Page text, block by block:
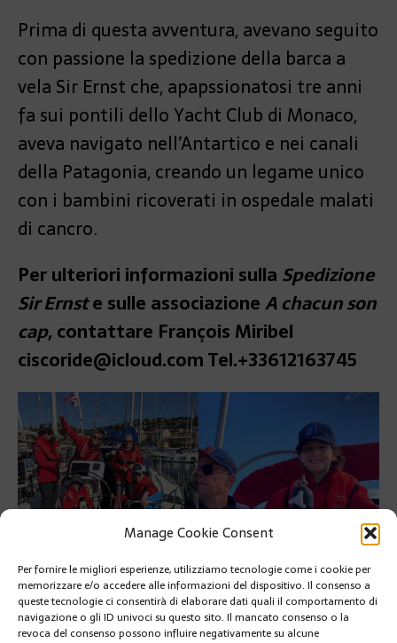
Manage Cookie Consent
Per fornire le migliori esperienze, utilizziamo tecnologie come i cookie per
memorizzare e/o accedere alle informazioni del dispositivo. Il consenso a
queste tecnologie ci consentirà di elaborare dati quali il comportamento di
navigazione o gli ID univoci su questo sito. Il mancato consenso o la
revoca del consenso possono influire negativamente su alcune
Prima di questa avventura, avevano seguito
con passione la spedizione della barca a
vela Sir Ernst che, apapssionatosi tre anni
fa sui pontili dello Yacht Club di Monaco,
aveva navigato nell’Antartico e nei canali
della Patagonia, creando un legame unico
con i bambini ricoverati in ospedale malati
di cancro.
Per ulteriori informazioni sulla Spedizione
Sir Ernste sulle associazioneA chacun son
cap, contattare François Miribel
ciscoride@icloud.com Tel.+33612163745
PRÉCÉDENT
I PRINCIPI PREMIANO I VINCITORI DELL’E-PRIX
MONACO